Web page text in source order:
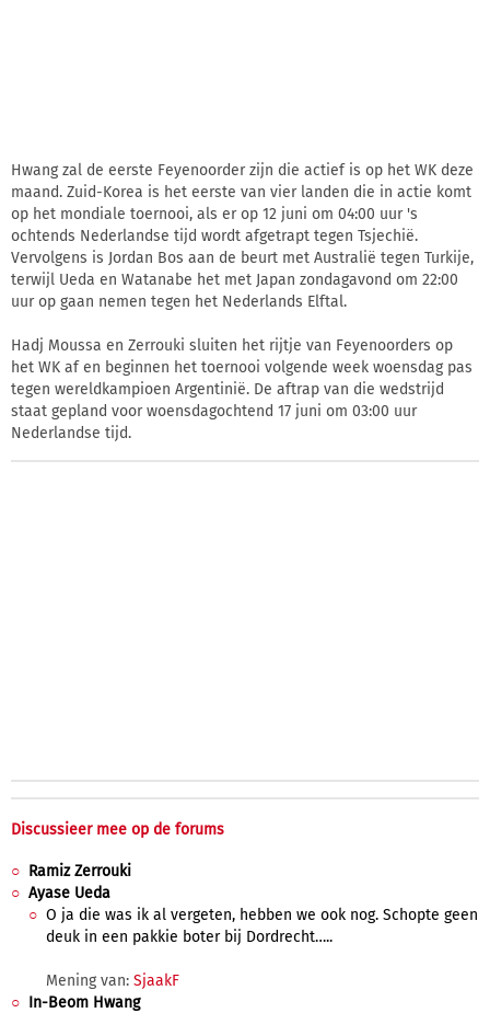
Hwang zal de eerste Feyenoorder zijn die actief is op het WK deze
maand. Zuid-Korea is het eerste van vier landen die in actie komt
op het mondiale toernooi, als er op 12 juni om 04:00 uur 's
ochtends Nederlandse tijd wordt afgetrapt tegen Tsjechië.
Vervolgens is Jordan Bos aan de beurt met Australië tegen Turkije,
terwijl Ueda en Watanabe het met Japan zondagavond om 22:00
uur op gaan nemen tegen het Nederlands Elftal.
Hadj Moussa en Zerrouki sluiten het rijtje van Feyenoorders op
het WK af en beginnen het toernooi volgende week woensdag pas
tegen wereldkampioen Argentinië. De aftrap van die wedstrijd
staat gepland voor woensdagochtend 17 juni om 03:00 uur
Nederlandse tijd.
Discussieer mee op de forums
Ramiz Zerrouki
Ayase Ueda
O ja die was ik al vergeten, hebben we ook nog. Schopte geen
deuk in een pakkie boter bij Dordrecht…..
Mening van: SjaakF
In-Beom Hwang